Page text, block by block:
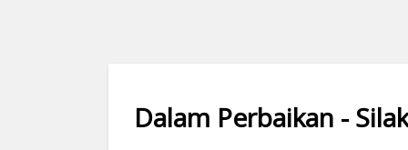
Dalam Perbaikan -